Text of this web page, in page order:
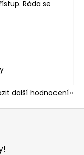
Ráda se
5 hvězdiček.
další hodnocení